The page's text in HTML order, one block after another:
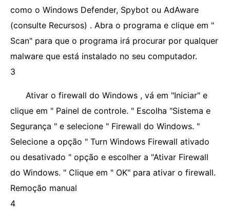
como o Windows Defender, Spybot ou AdAware
(consulte Recursos) . Abra o programa e clique em "
Scan" para que o programa irá procurar por qualquer
malware que está instalado no seu computador.
3
Ativar o firewall do Windows , vá em "Iniciar" e
clique em " Painel de controle. " Escolha "Sistema e
Segurança " e selecione " Firewall do Windows. "
Selecione a opção " Turn Windows Firewall ativado
ou desativado " opção e escolher a "Ativar Firewall
do Windows. " Clique em " OK" para ativar o firewall.
Remoção manual
4